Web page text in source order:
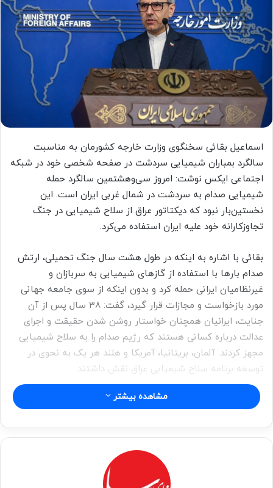
اسماعیل بقائی سخنگوی وزارت خارجه کشورمان به مناسبت
سالگرد بمباران شیمیایی سردشت در صفحه شخصی خود در شبکه
اجتماعی ایکس نوشت: ‏امروز سی‌وهشتمین سالگرد حمله
شیمیایی صدام به ‎سردشت در شمال غربی ایران است. این
نخستین‌بار نبود که دیکتاتور عراق از ‎سلاح شیمیایی در جنگ
تجاوزکارانه خود علیه ایران استفاده می‌کرد.
بقائی با اشاره به اینکه در طول هشت سال جنگ تحمیلی، ارتش
صدام بارها با استفاده از گازهای شیمیایی به سربازان و
غیرنظامیان ایرانی حمله کرد و بدون اینکه از سوی جامعه جهانی
مورد بازخواست و مجازات قرار گیرد، گفت: 38 سال پس از آن
جنایت، ایرانیان همچنان خواستار روشن شدن حقیقت و اجرای
عدالت درباره کسانی هستند که رژیم صدام را به سلاح شیمیایی
مجهز کردند. آلمان، بریتانیا، آمریکا و هلند هر یک به نحوی در
توسعه برنامه سلاح شیمیایی عراق نقش داشتند.
سخنگوی وزارت خارجه کشورمان ادامه داد: نقش شرکت‌های
بوده و دولت ‎آلمان به‌طور فعال از این موضوع آگاهی داشته است.
بقائی با تاکید بر این موضوع که آلمان باید مسئولیت قانونی و
اخلاقی خود را با افشای حقیقت درباره نقشش در برنامه سلاح‌های
مشاهده بیشتر